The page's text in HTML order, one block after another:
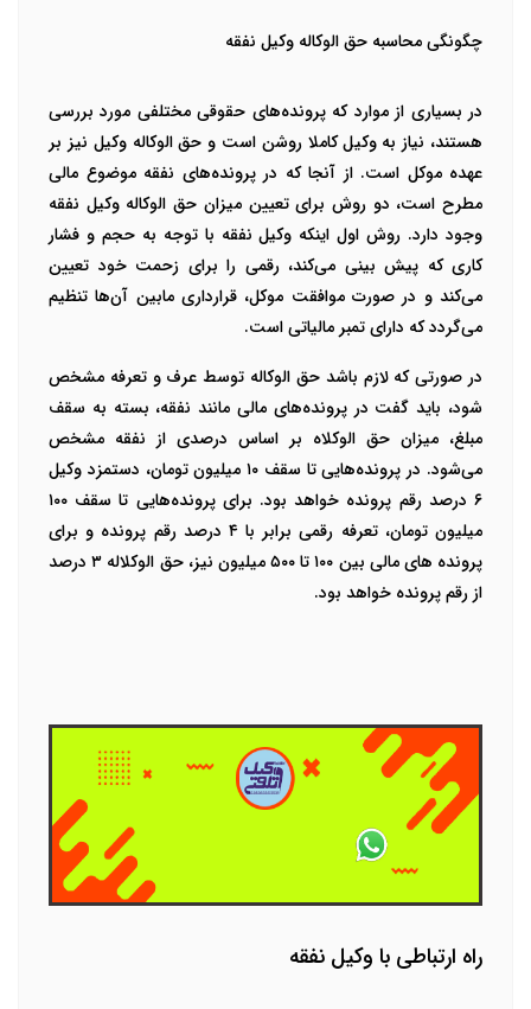
چگونگی محاسبه حق الوکاله وکیل نفقه
در بسیاری از موارد که پرونده‌های حقوقی مختلفی مورد بررسی
هستند، نیاز به وکیل کاملا روشن است و حق الوکاله وکیل نیز بر
عهده موکل است. از آنجا که در پرونده‌های نفقه موضوع مالی
مطرح است، دو روش برای تعیین میزان حق الوکاله وکیل نفقه
وجود دارد. روش اول اینکه وکیل نفقه با توجه به حجم و فشار
کاری که پیش بینی می‌کند، رقمی را برای زحمت خود تعیین
می‌کند و در صورت موافقت موکل، قرارداری مابین آن‌ها تنظیم
می‌گردد که دارای تمبر مالیاتی است.
در صورتی که لازم باشد حق الوکاله توسط عرف و تعرفه مشخص
شود، باید گفت در پرونده‌های مالی مانند نفقه، بسته به سقف
مبلغ، میزان حق الوکلاه بر اساس درصدی از نفقه مشخص
می‌شود. در پرونده‌هایی تا سقف ۱۰ میلیون تومان، دستمزد وکیل
۶ درصد رقم پرونده خواهد بود. برای پرونده‌هایی تا سقف ۱۰۰
میلیون تومان، تعرفه رقمی برابر با ۴ درصد رقم پرونده و برای
پرونده های مالی بین ۱۰۰ تا ۵۰۰ میلیون نیز، حق الوکلاله ۳ درصد
از رقم پرونده خواهد بود.
راه ارتباطی با وکیل نفقه